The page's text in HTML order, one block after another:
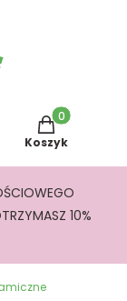
Produkty w
Koszyk
10%